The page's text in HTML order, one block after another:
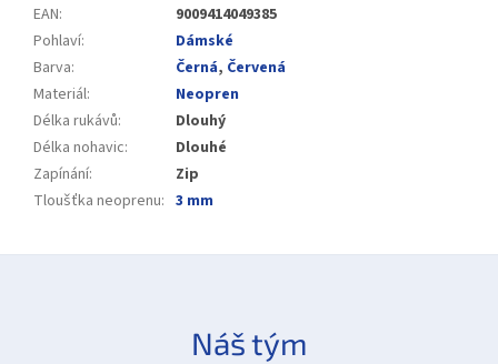
EAN:
9009414049385
Pohlaví:
Dámské
Barva: Černá, Červená
Materiál:
Neopren
Délka rukávů:
Dlouhý
Délka nohavic:
Dlouhé
Zapínání:
Zip
Tloušťka neoprenu: 3 mm
Náš tým